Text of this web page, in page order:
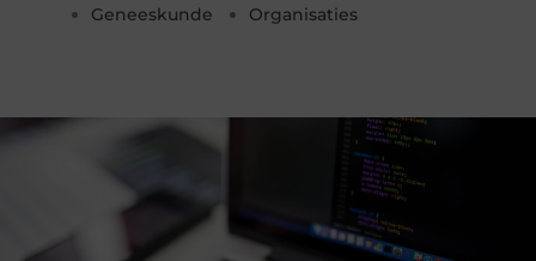
Geneeskunde
Organisaties